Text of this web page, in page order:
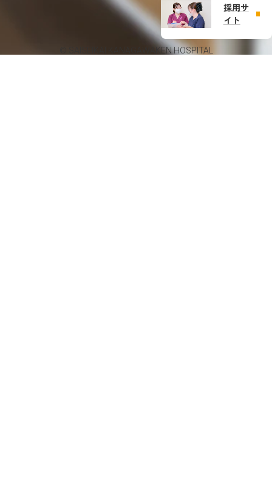
採用サ
イト
© SAISEIKAI KANAGAWAKEN HOSPITAL